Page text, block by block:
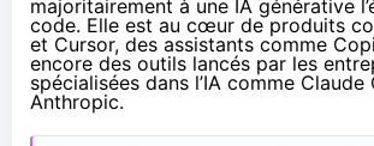
majoritairement à une IA générative
code. Elle est au cœur de produits
et Cursor, des assistants comme
encore des outils lancés par les
spécialisées dans l’IA comme Claude
Anthropic.